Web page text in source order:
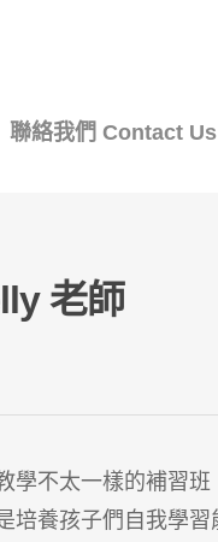
聯絡我們 Contact Us
老師
學不太一樣的補習班
培養孩子們自我學習